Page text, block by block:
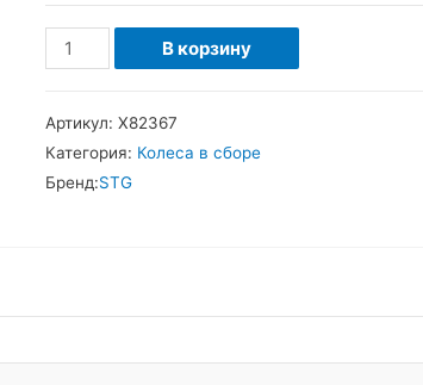
Количество
товара
переднее
29"
В корзину
Артикул: Х82367
Категория: Колеса в сборе
Бренд:STG